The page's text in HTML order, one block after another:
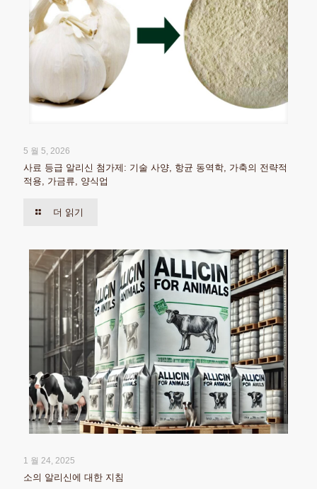
5 월 5, 2026
사료 등급 알리신 첨가제: 기술 사양, 항균 동역학, 가축의 전략적
적용, 가금류, 양식업
더 읽기
1 월 24, 2025
소의 알리신에 대한 지침